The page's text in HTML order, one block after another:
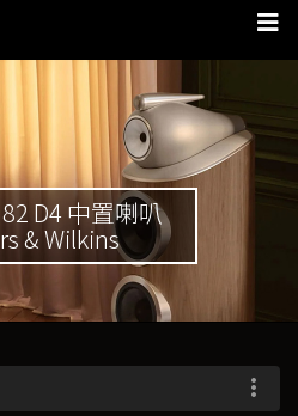
D4 中置喇叭
& Wilkins